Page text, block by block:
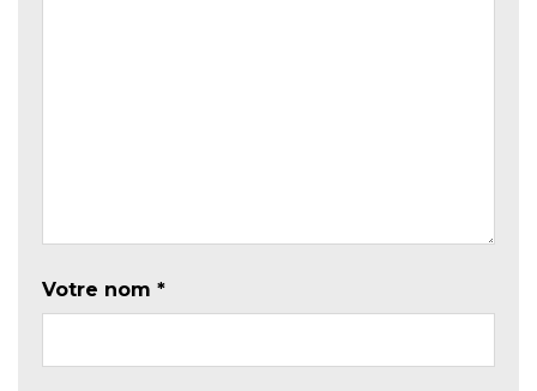
Votre nom *